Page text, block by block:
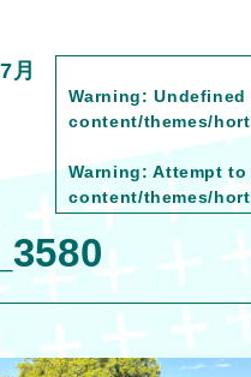
月
Warning:
content/themes/
Warning: Attempt
content/themes/